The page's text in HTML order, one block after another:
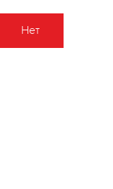
Нет